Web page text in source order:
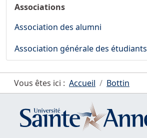
Associations
Association des alumni
Association générale des étudiants
Vous êtes ici : Accueil Bottin